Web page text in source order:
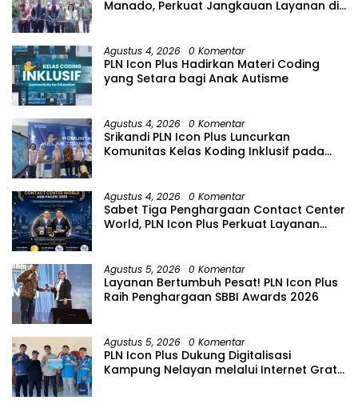
Manado, Perkuat Jangkauan Layanan di
Agustus 4, 2026 0 Komentar
PLN Icon Plus Hadirkan Materi Coding
yang Setara bagi Anak Autisme
Agustus 4, 2026 0 Komentar
Srikandi PLN Icon Plus Luncurkan
Komunitas Kelas Koding Inklusif pada
Agustus 4, 2026 0 Komentar
Sabet Tiga Penghargaan Contact Center
World, PLN Icon Plus Perkuat Layanan
Agustus 5, 2026 0 Komentar
Layanan Bertumbuh Pesat! PLN Icon Plus
Raih Penghargaan SBBI Awards 2026
Agustus 5, 2026 0 Komentar
PLN Icon Plus Dukung Digitalisasi
Kampung Nelayan melalui Internet Gratis